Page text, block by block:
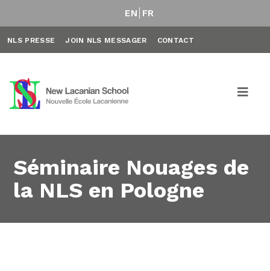
EN FR
NLS PRESSE JOIN NLS MESSAGER CONTACT
Séminaire Nouages de
la NLS en Pologne